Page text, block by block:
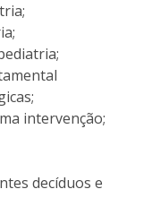
intervenção;
decíduos e